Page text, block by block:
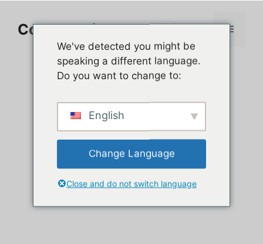
contenuComment jouer sur PC Menu
We've detected you might be
speaking a different language.
Do you want to change to:
English
Change Language
Close and do not switch language